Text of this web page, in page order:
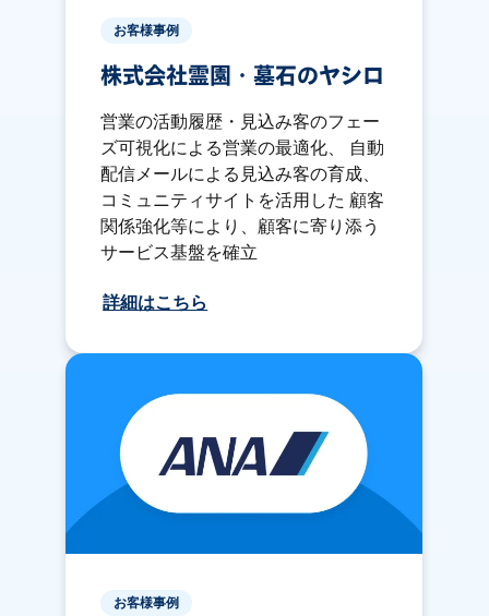
お客様事例
株式会社霊園・墓石のヤシロ
営業の活動履歴・見込み客のフェー
ズ可視化による営業の最適化、 自動
配信メールによる見込み客の育成、
コミュニティサイトを活用した 顧客
関係強化等により、顧客に寄り添う
サービス基盤を確立
詳細はこちら
お客様事例